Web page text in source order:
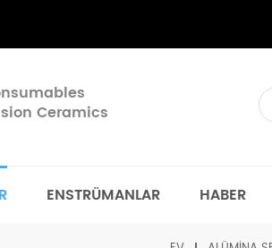
Ceramics
ENSTRÜMANLAR HABER